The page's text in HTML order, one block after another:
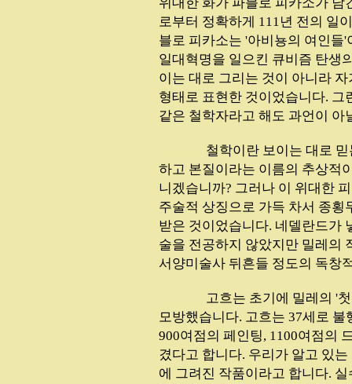
로부터 정확하게 111년 전의 일
블로 피카소는 '아비뇽의 여인들
일대혁명을 일으킨 큐비즘 탄생
이는 대로 그리는 것이 아니라
형태로 표현한 것이었습니다.
같은 철학자라고 해도 과언이 아
철학이란 보이는 대로
하고 본질이라는 이름의 추상적
니겠습니까? 그러나 이 위대한
주술적 상징으로 가득 차서 종
받은 것이었습니다. 네델란드가
술을 전공하지 않았지만 밀레의
서양미술사 뒤흔들 정도의 독창
고흐는 초기에 밀레의 '
모방했습니다. 고흐는 37세로
900여점의 페인팅, 1100여점의
겼다고 합니다. 우리가 알고 있
에 그려진 작품이라고 합니다.